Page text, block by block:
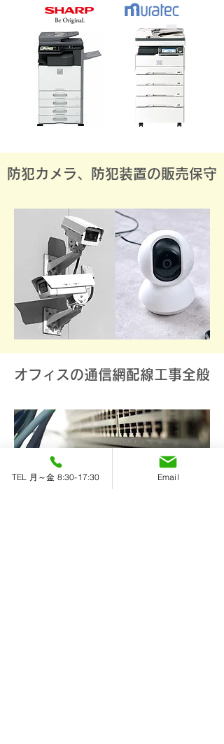
防犯カメラ、防犯装置の販売保守
オフィスの通信網配線工事全般
TEL 月～金 8:30-17:30 Email